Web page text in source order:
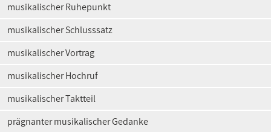
musikalischer Ruhepunkt
musikalischer Schlusssatz
musikalischer Vortrag
musikalischer Hochruf
musikalischer Taktteil
prägnanter musikalischer Gedanke